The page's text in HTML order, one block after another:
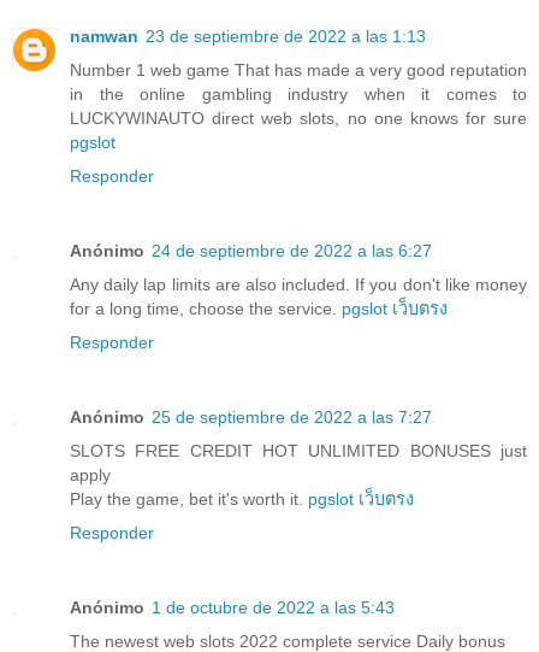
namwan 23 de septiembre de 2022 a las 1:13
Number 1 web game That has made a very good reputation
in the online gambling industry when it comes to
LUCKYWINAUTO direct web slots, no one knows for sure
pgslot
Responder
Anónimo 24 de septiembre de 2022 a las 6:27
Any daily lap limits are also included. If you don't like money
for a long time, choose the service. pgslot เว็บตรง
Responder
Anónimo 25 de septiembre de 2022 a las 7:27
SLOTS FREE CREDIT HOT UNLIMITED BONUSES just
apply
Play the game, bet it's worth it. pgslot เว็บตรง
Responder
Anónimo 1 de octubre de 2022 a las 5:43
The newest web slots 2022 complete service Daily bonus